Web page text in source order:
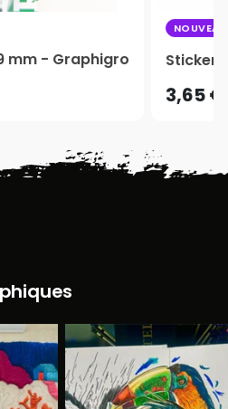
mm - Graphigro
3,65 €